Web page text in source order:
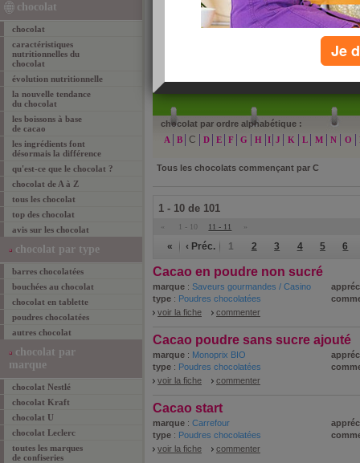
chocolat
chocolat
caractéristiques
nutritionnelles du
chocolat
évolution nutritionnelle
la nouvelle tendance
du chocolat
les boissons à base
de cacao
les ingrédients font
désormais la différence
qu'est-ce que le chocolat ?
chocolat de A à Z
tous les chocolat
top des chocolat
avis sur les chocolat
chocolat par type
barres chocolatées
bouchées au chocolat
chocolat en tablette
poudres chocolatées
autres chocolat
chocolat par
marque
chocolat Nestlé
chocolat Kraft
chocolat U
chocolat Leclerc
toutes les marques
de confiseries
chocolat par ordre alphabétique :
A
B C D E F G H I J K L M N O
Tous les chocolats commençant par C
1 - 10 de 101
« 1 - 10 11 - 11 »
« ‹ Préc. 1 2 3 4 5 6
Cacao en poudre non sucré
marque : Saveurs gourmandes / Casino
type : Poudres chocolatées
voir la fiche
commenter
Cacao poudre sans sucre ajouté
marque : Monoprix BIO
type : Poudres chocolatées
voir la fiche
commenter
Cacao start
marque : Carrefour
type : Poudres chocolatées
voir la fiche
commenter
Je